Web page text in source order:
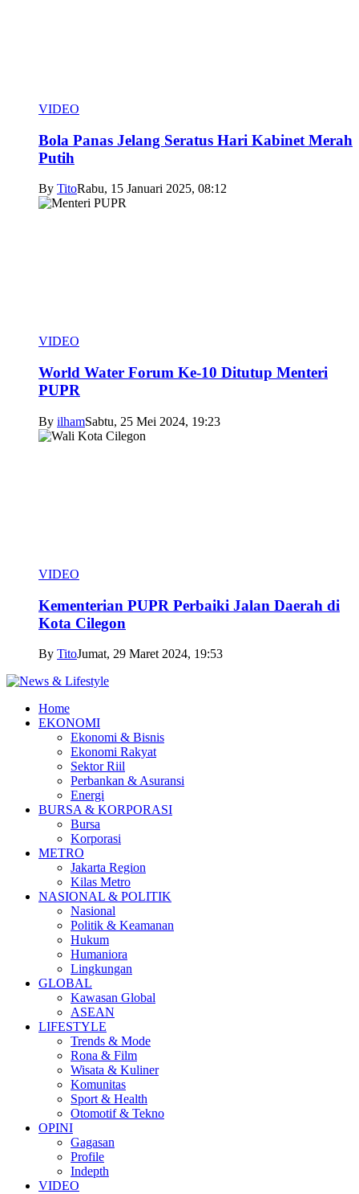
VIDEO
Bola Panas Jelang Seratus Hari Kabinet Merah
Putih
By TitoRabu, 15 Januari 2025, 08:12
VIDEO
World Water Forum Ke-10 Ditutup Menteri
PUPR
By ilhamSabtu, 25 Mei 2024, 19:23
VIDEO
Kementerian PUPR Perbaiki Jalan Daerah di
Kota Cilegon
By TitoJumat, 29 Maret 2024, 19:53
Home
EKONOMI
Ekonomi & Bisnis
Ekonomi Rakyat
Sektor Riil
Perbankan & Asuransi
Energi
BURSA & KORPORASI
Bursa
Korporasi
METRO
Jakarta Region
Kilas Metro
NASIONAL & POLITIK
Nasional
Politik & Keamanan
Hukum
Humaniora
Lingkungan
GLOBAL
Kawasan Global
ASEAN
LIFESTYLE
Trends & Mode
Rona & Film
Wisata & Kuliner
Komunitas
Sport & Health
Otomotif & Tekno
OPINI
Gagasan
Profile
Indepth
VIDEO